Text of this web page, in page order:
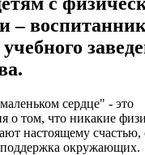
–
сердце" - это
о том, что никакие
настоящему счастью,
поддержка окружающих.